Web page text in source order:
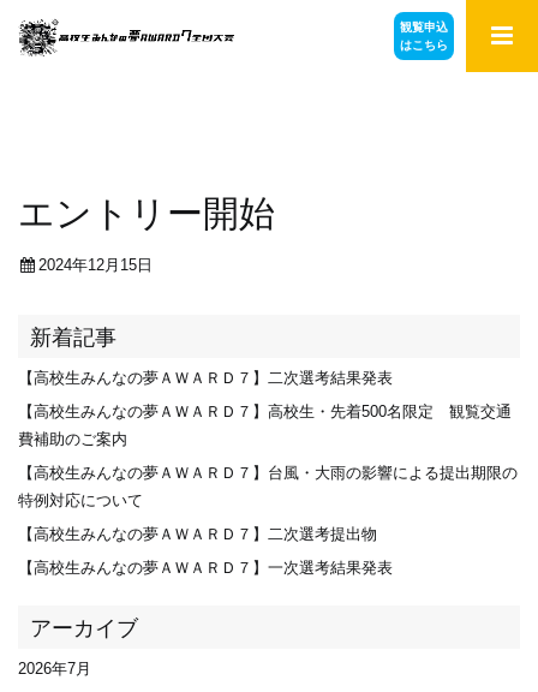
観覧申込
はこちら
エントリー開始
2024年12月15日
新着記事
【高校生みんなの夢ＡＷＡＲＤ７】二次選考結果発表
【高校生みんなの夢ＡＷＡＲＤ７】高校生・先着500名限定 観覧交通
費補助のご案内
【高校生みんなの夢ＡＷＡＲＤ７】台風・大雨の影響による提出期限の
特例対応について
【高校生みんなの夢ＡＷＡＲＤ７】二次選考提出物
【高校生みんなの夢ＡＷＡＲＤ７】一次選考結果発表
アーカイブ
2026年7月